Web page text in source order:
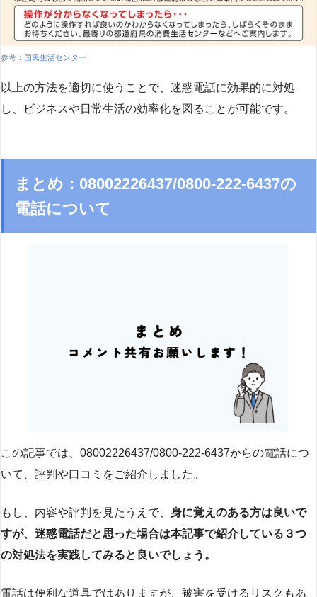
参考： 国民生活センター
以上の方法を適切に使うことで、迷惑電話に効果的に対処
し、ビジネスや日常生活の効率化を図ることが可能です。
まとめ：08002226437/0800-222-6437の
電話について
この記事では、08002226437/0800-222-6437からの電話につ
いて、評判や口コミをご紹介しました。
もし、内容や評判を見たうえで、 身に覚えのある方は良いで
すが、迷惑電話だと思った場合は本記事で紹介している３つ
の対処法を実践してみると良いでしょう。
電話は便利な道具ではありますが、被害を受けるリスクもあ